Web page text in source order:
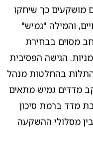
מושקעים כך שיחקו
והמילה "גמיש"
מסוים בבחירת
הגישה הפסיבית
התלות בהחלטות מנהל
מדדים גמיש מתאים
מדד ברמת סיכון
מסלולי ההשקעה